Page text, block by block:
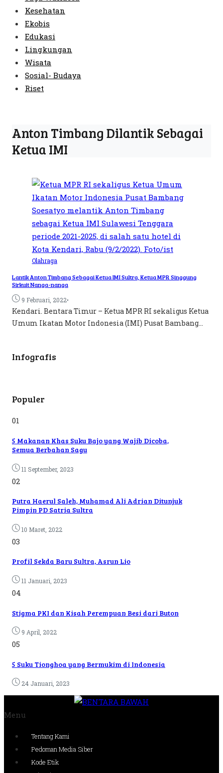
Kesehatan
Ekobis
Edukasi
Lingkungan
Wisata
Sosial- Budaya
Riset
Anton Timbang Dilantik Sebagai
Ketua IMI
Olahraga
Lantik Anton Timbang Sebagai Ketua IMI Sultra, Ketua MPR Singgung
Sirkuit Nanga-nanga
9 Februari, 2022•
Kendari. Bentara Timur – Ketua MPR RI sekaligus Ketua
Umum Ikatan Motor Indonesia (IMI) Pusat Bambang...
Infografis
Populer
01
5 Makanan Khas Suku Bajo yang Wajib Dicoba,
Semua Berbahan Sagu
11 September, 2023
02
Putra Haerul Saleh, Muhamad Ali Adrian Ditunjuk
Pimpin PD Satria Sultra
10 Maret, 2022
03
Profil Sekda Baru Sultra, Asrun Lio
11 Januari, 2023
04
Stigma PKI dan Kisah Perempuan Besi dari Buton
9 April, 2022
05
5 Suku Tionghoa yang Bermukim di Indonesia
24 Januari, 2023
Menu
Tentang Kami
Pedoman Media Siber
Kode Etik